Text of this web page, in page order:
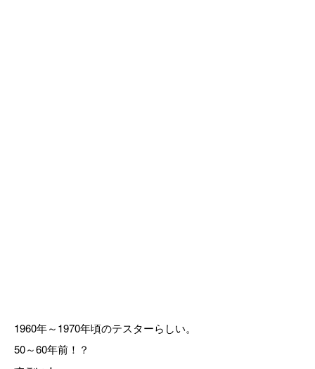
1960年～1970年頃のテスターらしい。
50～60年前！？